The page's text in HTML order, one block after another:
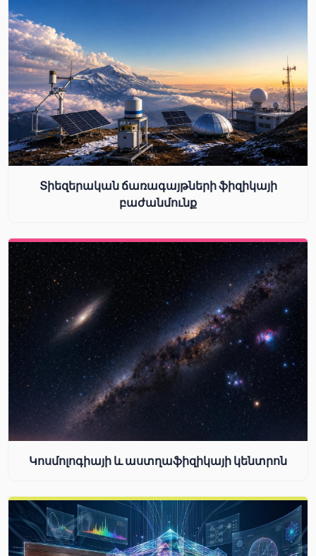
Տիեզերական ճառագայթների ֆիզիկայի
բաժանմունք
Կոսմոլոգիայի և աստղաֆիզիկայի կենտրոն